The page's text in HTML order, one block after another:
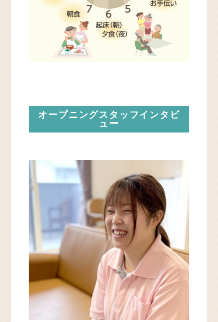
オープニングスタッフインタビ
ュー